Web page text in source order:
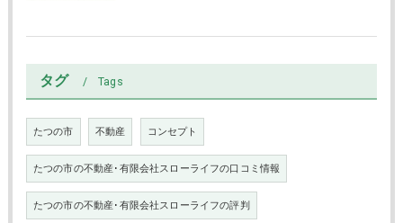
タグ Tags
たつの市 不動産 コンセプト
たつの市の不動産･有限会社スローライフの口コミ情報
たつの市の不動産･有限会社スローライフの評判